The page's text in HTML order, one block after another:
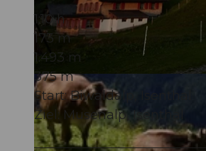
© Sanna Laurén, Verein Urner Wanderwege |
1:10 h
173 m
1.493 m
375 m
Start: Biwaldalp, Isenthal
Ziel: Musenalp, Isenthal